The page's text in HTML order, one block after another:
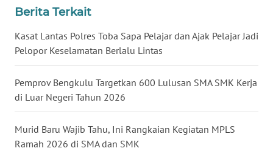
Berita Terkait
Kasat Lantas Polres Toba Sapa Pelajar dan Ajak Pelajar Jadi
Pelopor Keselamatan Berlalu Lintas
Pemprov Bengkulu Targetkan 600 Lulusan SMA SMK Kerja
di Luar Negeri Tahun 2026
Murid Baru Wajib Tahu, Ini Rangkaian Kegiatan MPLS
Ramah 2026 di SMA dan SMK
LIKUPANG
LABUANBAJO
WN
BORNEO